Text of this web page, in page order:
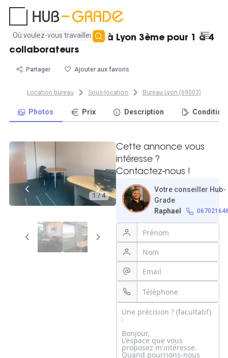
Aucun
résultat
Grand bureau fermé à Lyon 3ème pour 1 à 4
collaborateurs
Partager Ajouter aux favoris
Location bureau Sous-location Bureau Lyon (69003)
Photos Prix Description
1 / 4
Cette annonce vous
intéresse ?
Contactez-nous !
Votre conseiller Hub-
Grade
Raphael